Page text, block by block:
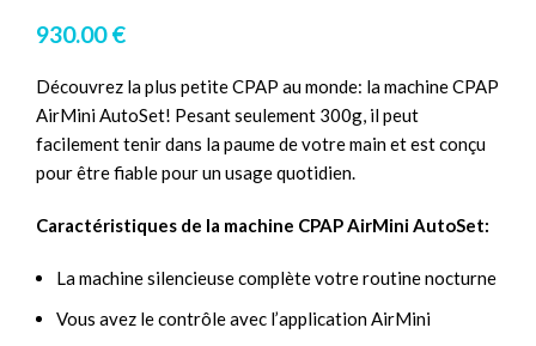
930.00€
Découvrez la plus petite CPAP au monde: la machine CPAP
AirMini AutoSet! Pesant seulement 300g, il peut
facilement tenir dans la paume de votre main et est conçu
pour être fiable pour un usage quotidien.
Caractéristiques de la machine CPAP AirMini AutoSet:
La machine silencieuse complète votre routine nocturne
Vous avez le contrôle avec l’application AirMini